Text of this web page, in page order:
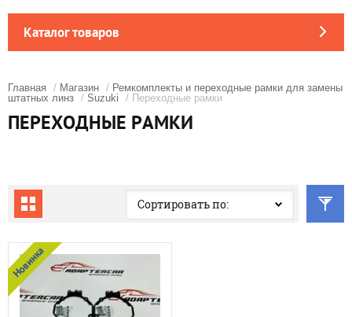
Каталог товаров
Главная / Магазин / Ремкомплекты и переходные рамки для замены
штатных линз / Suzuki / Переходные рамки
ПЕРЕХОДНЫЕ РАМКИ
Сортировать по:
Новинка